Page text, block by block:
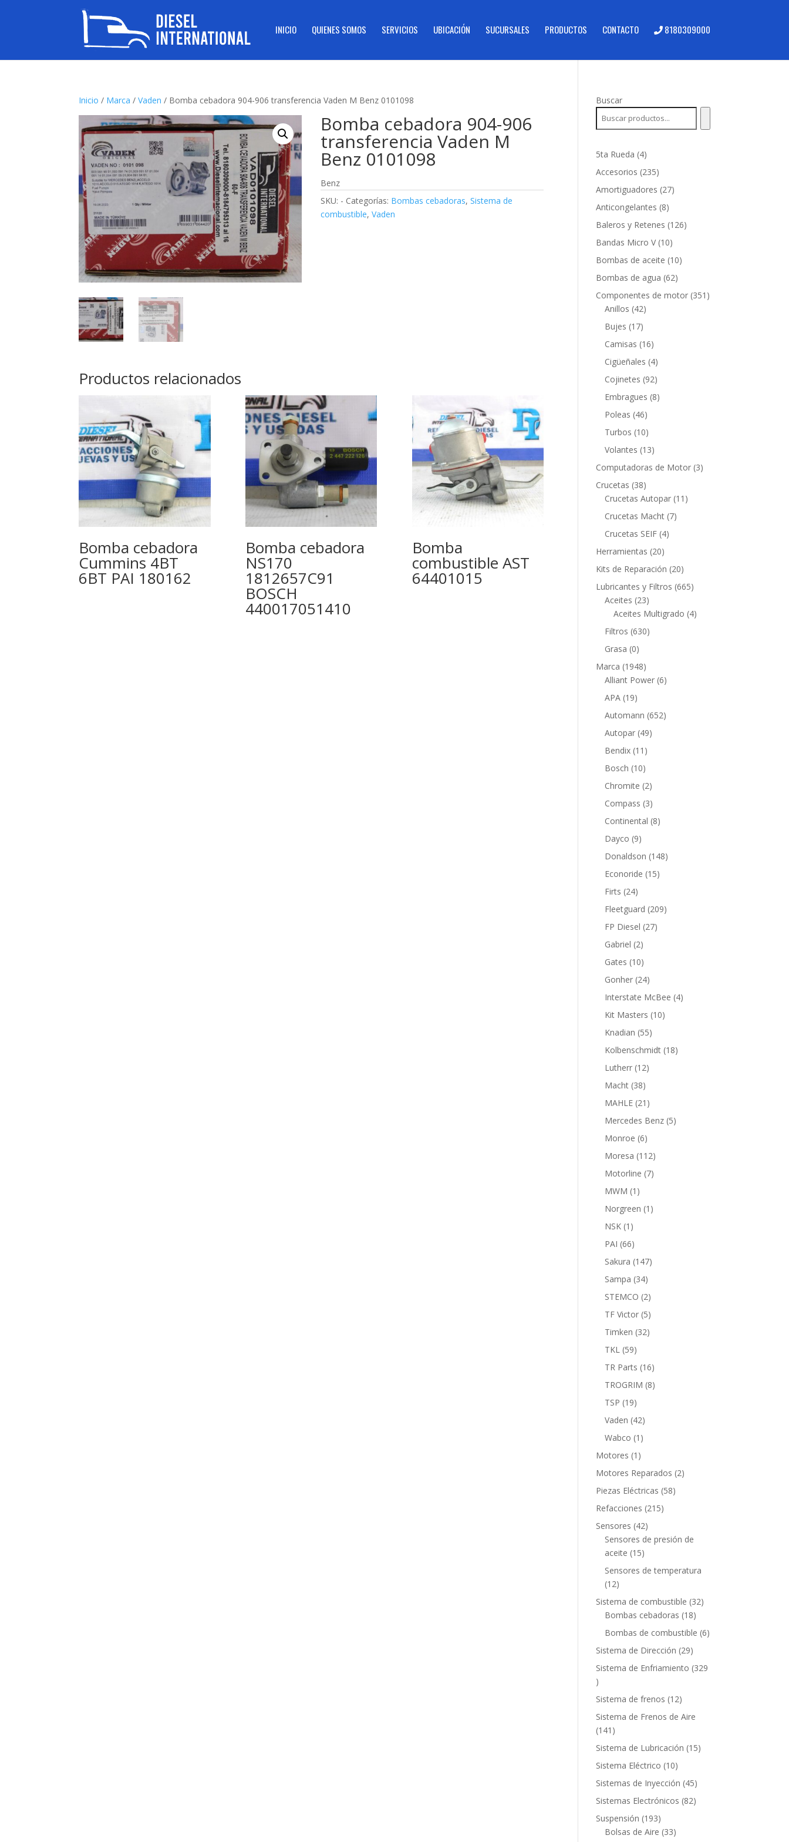
INICIO QUIENES SOMOS SERVICIOS UBICACIÓN SUCURSALES PRODUCTOS CONTACTO 8180309000
Inicio / Marca /Vaden / Bomba cebadora 904-906 transferencia Vaden M Benz 0101098
Bomba cebadora 904-906
transferencia Vaden M
Benz 0101098
Benz
SKU: - Categorías: Bombas cebadoras,Sistema de
combustible,Vaden
Productos relacionados
Bomba cebadora
Cummins 4BT
6BT PAI 180162
Bomba cebadora
NS170
1812657C91
BOSCH
440017051410
Bomba
combustible AST
64401015
Buscar
5ta Rueda 44
productos
Accesorios 235235
productos
Amortiguadores 2727
Anticongelantes 88
productos
Baleros y Retenes 126126
Bandas Micro V 1010
productos
Bombas de aceite 1010
Bombas de agua 6262
productos
Componentes de motor 351 351
Anillos 4242
Bujes 1717
productos
Camisas 1616
productos
Cigüeñales 44
productos
Cojinetes 9292
productos
Embragues 88
Poleas 4646
productos
Turbos 1010
productos
Volantes 1313
productos
Computadoras de Motor 33
Crucetas 3838
productos
Crucetas Autopar 11 11
Crucetas Macht 77
Crucetas SEIF 44
Herramientas 2020
productos
Kits de Reparación 2020
productos
Lubricantes y Filtros 665665
Aceites 2323
productos
Aceites Multigrado 44
Filtros 630630
Grasa 00
productos
Marca 19481948
productos
Alliant Power 66
APA 1919
productos
Automann 652652
Autopar 4949
Bendix 11 11
productos
Bosch 1010
productos
Chromite 22
productos
Compass 33
productos
Continental 88
Dayco 99
productos
Donaldson 148148
Econoride 1515
Firts 2424
productos
Fleetguard 209209
FP Diesel 2727
Gabriel 22
productos
Gates 1010
productos
Gonher 2424
productos
Interstate McBee 44
Kit Masters 1010
Knadian 5555
productos
Kolbenschmidt 1818
Lutherr 1212
Macht 3838
productos
MAHLE 21 21
productos
Mercedes Benz 55
Monroe 66
productos
Moresa 112112
productos
Motorline 77
MWM 1 1
producto
Norgreen 1 1
NSK 1 1
producto
PAI 6666
productos
Sakura 147147
Sampa 3434
productos
STEMCO 22
productos
TF Victor 55
productos
Timken 3232
TKL 5959
productos
TR Parts 1616
productos
TROGRIM 88
TSP 1919
productos
Vaden 4242
productos
Wabco 1 1
Motores 1 1
producto
Motores Reparados 22
Piezas Eléctricas 5858
Refacciones 215215
Sensores 4242
productos
Sensores de presión de
aceite 1515
productos
Sensores de temperatura
1212
productos
Sistema de combustible 3232
Bombas cebadoras 1818
productos
Bombas de combustible 66
Sistema de Dirección 2929
productos
Sistema de Enfriamiento 329
329
productos
Sistema de frenos 1212
productos
Sistema de Frenos de Aire
141 141
productos
Sistema de Lubricación 1515
Sistema Eléctrico 1010
productos
Sistemas de Inyección 4545
productos
Sistemas Electrónicos 8282
Suspensión 193193
productos
Bolsas de Aire 3333